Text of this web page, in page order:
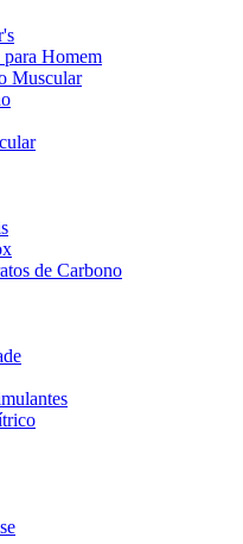
Homem
Muscular
de Carbono